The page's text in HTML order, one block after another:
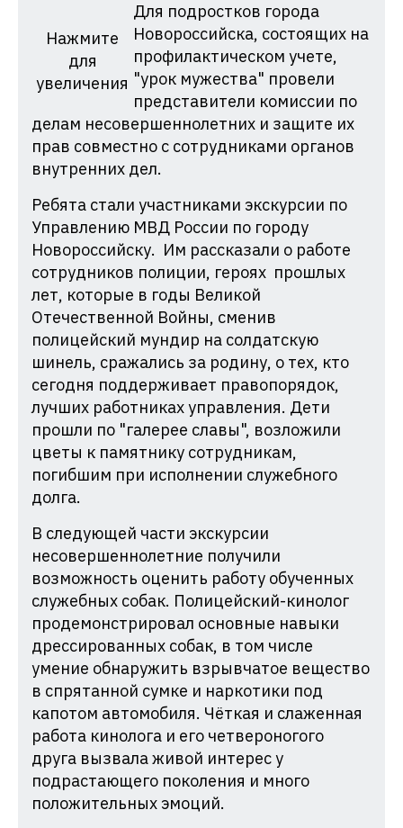
их
прав
при
Администрации
Краснодарского
края
Нажмите
для
увеличения
Для подростков города
Новороссийска, состоящих на
профилактическом учете,
"урок мужества" провели
представители комиссии по
делам несовершеннолетних и защите их
прав совместно с сотрудниками органов
внутренних дел.
Ребята стали участниками экскурсии по
Управлению МВД России по городу
Новороссийску. Им рассказали о работе
сотрудников полиции, героях прошлых
лет, которые в годы Великой
Отечественной Войны, сменив
полицейский мундир на солдатскую
шинель, сражались за родину, о тех, кто
сегодня поддерживает правопорядок,
лучших работниках управления. Дети
прошли по "галерее славы", возложили
цветы к памятнику сотрудникам,
погибшим при исполнении служебного
долга.
В следующей части экскурсии
несовершеннолетние получили
возможность оценить работу обученных
служебных собак. Полицейский-кинолог
продемонстрировал основные навыки
дрессированных собак, в том числе
умение обнаружить взрывчатое вещество
в спрятанной сумке и наркотики под
капотом автомобиля. Чёткая и слаженная
работа кинолога и его четвероногого
друга вызвала живой интерес у
подрастающего поколения и много
положительных эмоций.